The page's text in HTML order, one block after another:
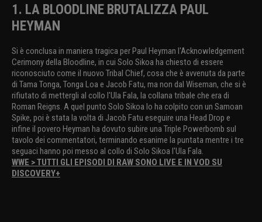
1. LA BLOODLINE BRUTALIZZA PAUL
HEYMAN
Si è conclusa in maniera tragica per Paul Heyman l'Acknowledgement
Cerimony della Bloodline, in cui Solo Sikoa ha chiesto di essere
riconosciuto come il nuovo Tribal Chief, cosa che è avvenuta da parte
di Tama Tonga, Tonga Loa e Jacob Fatu, ma non dal Wiseman, che si è
rifiutato di mettergli al collo l'Ula Fala, la collana tribale che era di
Roman Reigns. A quel punto Solo Sikoa lo ha colpito con un Samoan
Spike, poi è stata la volta di Jacob Fatu eseguire una Head Drop e
infine il povero Heyman ha dovuto subire una Triple Powerbomb sul
tavolo dei commentatori, terminando esanime la puntata mentre i tre
seguaci hanno poi messo al collo di Solo Sikoa l'Ula Fala.
WWE > TUTTI GLI EPISODI DI RAW SONO LIVE E IN VOD SU
DISCOVERY+